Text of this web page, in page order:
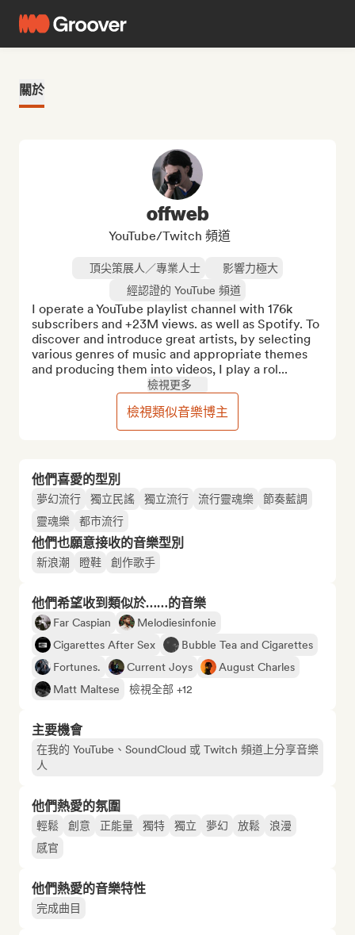
關於
他們喜愛的型別
夢幻流行 獨立民謠 獨立流行 流行靈魂樂
節奏藍調
靈魂樂
都市流行
他們也願意接收的音樂型別
新浪潮 瞪鞋 創作歌手
他們希望收到類似於……的音樂
Far Caspian
Melodiesinfonie
Cigarettes After Sex
Bubble Tea and Cigarettes
Fortunes.
Current Joys
August Charles
Matt Maltese
檢視全部 +12
主要機會
在我的 YouTube、SoundCloud 或 Twitch 頻道上分享音樂
人
他們熱愛的氛圍
輕鬆 創意 正能量 獨特 獨立 夢幻 放鬆
浪漫
感官
他們熱愛的音樂特性
完成曲目
offweb
YouTube/Twitch 頻道
頂尖策展人／專業人士
影響力極大
經認證的 YouTube 頻道
I operate a YouTube playlist channel with 176k
subscribers and +23M views. as well as Spotify. To
discover and introduce great artists, by selecting
various genres of music and appropriate themes
and producing them into videos, I play a rol...
檢視更多
檢視類似音樂博主